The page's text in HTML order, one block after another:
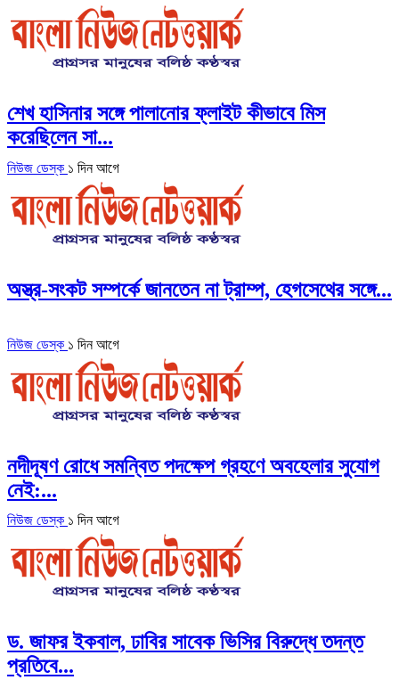
শেখ হাসিনার সঙ্গে পালানোর ফ্লাইট কীভাবে মিস
করেছিলেন সা...
নিউজ ডেস্ক ১ দিন আগে
অস্ত্র-সংকট সম্পর্কে জানতেন না ট্রাম্প, হেগসেথের সঙ্গে...
নিউজ ডেস্ক ১ দিন আগে
নদীদূষণ রোধে সমন্বিত পদক্ষেপ গ্রহণে অবহেলার সুযোগ
নেই:...
নিউজ ডেস্ক ১ দিন আগে
ড. জাফর ইকবাল, ঢাবির সাবেক ভিসির বিরুদ্ধে তদন্ত
প্রতিবে...